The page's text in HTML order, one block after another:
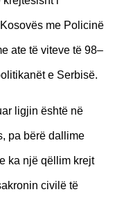
me Policinë
ate të viteve të 98–
e Serbisë.
ligjin është në
pa bërë dallime
ka një qëllim krejt
civilë të